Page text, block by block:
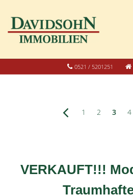
0521 / 5201251
1 2 3 4
VERKAUFT!!!